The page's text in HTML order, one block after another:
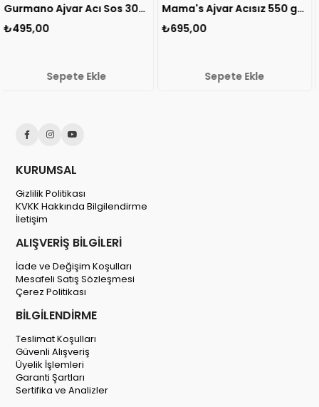
Gurmano Ajvar Acı Sos 300 gr 1 ADET
Mama's Ajvar Acısız 550 gr 1 ADET
KURUMSAL
Gizlilik Politikası
KVKK Hakkında Bilgilendirme
İletişim
ALIŞVERİŞ BİLGİLERİ
İade ve Değişim Koşulları
Mesafeli Satış Sözleşmesi
Çerez Politikası
BİLGİLENDİRME
Teslimat Koşulları
Güvenli Alışveriş
Üyelik İşlemleri
Garanti Şartları
Sertifika ve Analizler